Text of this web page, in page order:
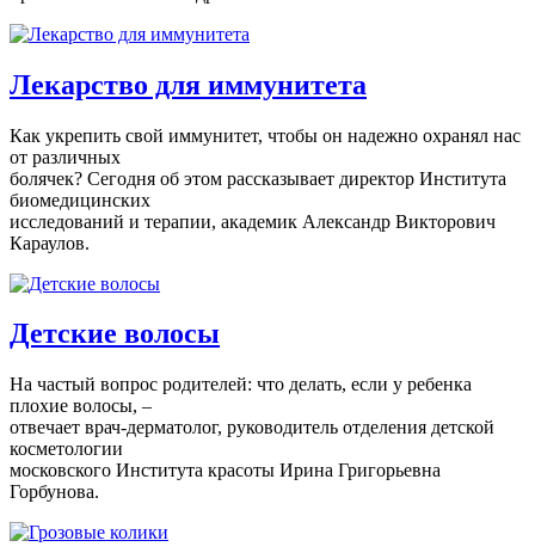
Лекарство для иммунитета
Как укрепить свой иммунитет, чтобы он надежно охранял нас
от различных
болячек? Сегодня об этом рассказывает директор Института
биомедицинских
исследований и терапии, академик Александр Викторович
Караулов.
Детские волосы
На частый вопрос родителей: что делать, если у ребенка
плохие волосы, –
отвечает врач-дерматолог, руководитель отделения детской
косметологии
московского Института красоты Ирина Григорьевна
Горбунова.